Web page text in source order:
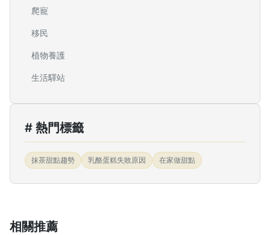
爬寵
移民
植物養護
生活驛站
# 熱門標籤
抹茶甜點趨勢 乳酪蛋糕失敗原因 在家做甜點
相關推薦